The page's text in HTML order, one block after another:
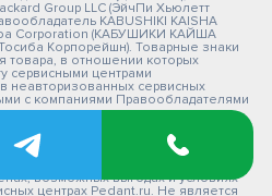
Group LLC (ЭйчПи Хьюлетт
KABUSHIKI KAISHA
Corporation (КАБУШИКИ КАЙША
Корпорейшн). Товарные знаки
товара, в отношении которых
сервисными центрами
неавторизованных сервисных
с компаниями Правообладателями
представителями в
были введены в гражданский
** - время ремонта, срок гарантии
модели устройства и сложности
соответствующих моделях и
возможных выгодах и условиях
центрах Pedant.ru. Не является